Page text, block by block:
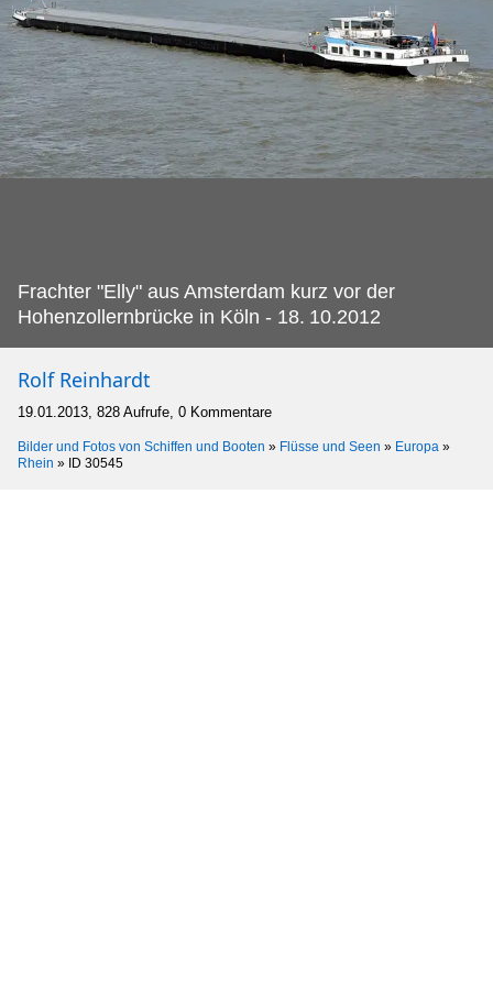
Frachter "Elly" aus Amsterdam kurz vor der
Hohenzollernbrücke in Köln - 18. 10.2012
Rolf Reinhardt
19.01.2013, 828 Aufrufe, 0 Kommentare
Bilder und Fotos von Schiffen und Booten » Flüsse und Seen » Europa »
Rhein » ID 30545